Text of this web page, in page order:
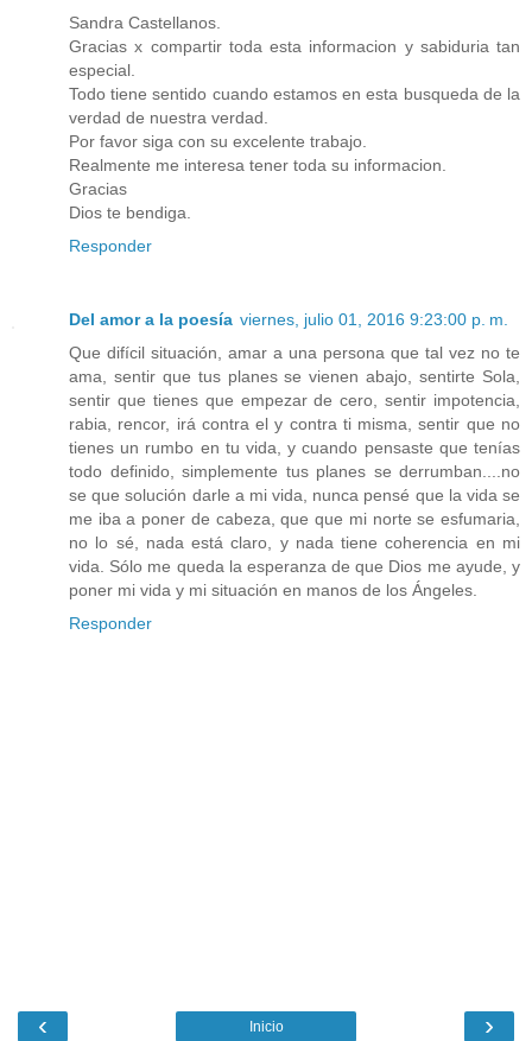
Sandra Castellanos.
Gracias x compartir toda esta informacion y sabiduria tan
especial.
Todo tiene sentido cuando estamos en esta busqueda de la
verdad de nuestra verdad.
Por favor siga con su excelente trabajo.
Realmente me interesa tener toda su informacion.
Gracias
Dios te bendiga.
Responder
Del amor a la poesía viernes, julio 01, 2016 9:23:00 p. m.
Que difícil situación, amar a una persona que tal vez no te
ama, sentir que tus planes se vienen abajo, sentirte Sola,
sentir que tienes que empezar de cero, sentir impotencia,
rabia, rencor, irá contra el y contra ti misma, sentir que no
tienes un rumbo en tu vida, y cuando pensaste que tenías
todo definido, simplemente tus planes se derrumban....no
se que solución darle a mi vida, nunca pensé que la vida se
me iba a poner de cabeza, que que mi norte se esfumaria,
no lo sé, nada está claro, y nada tiene coherencia en mi
vida. Sólo me queda la esperanza de que Dios me ayude, y
poner mi vida y mi situación en manos de los Ángeles.
Responder
‹ ›
Inicio